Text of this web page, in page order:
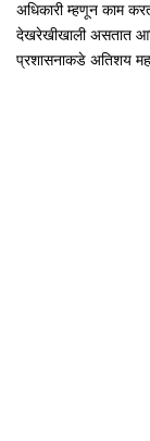
अधिकारी म्हणून काम
देखरेखीखाली असतात
प्रशासनाकडे अतिशय